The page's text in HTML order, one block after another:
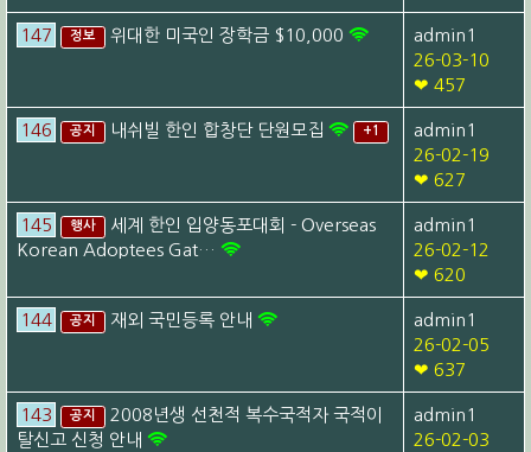
147 정보 위대한 미국인 장학금 $10,000
admin1
26-03-10
❤ 457
146 공지 내쉬빌 한인 합창단 단원모집 +1
admin1
26-02-19
❤ 627
145 행사
세계 한인 입양동포대회 - Overseas
Korean Adoptees Gat…
admin1
26-02-12
❤ 620
144 공지 재외 국민등록 안내
admin1
26-02-05
❤ 637
143 공지
2008년생 선천적 복수국적자 국적이
탈신고 신청 안내
admin1
26-02-03